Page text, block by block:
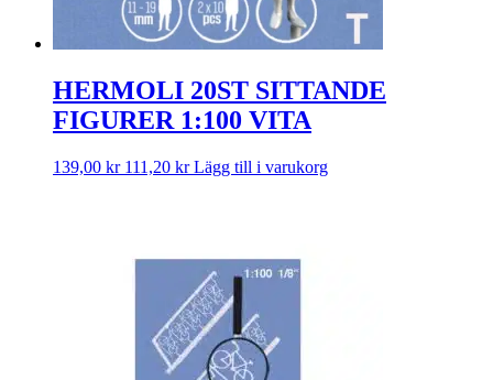
HERMOLI 20ST SITTANDE
FIGURER 1:100 VITA
139,00 kr 111,20 kr Lägg till i varukorg